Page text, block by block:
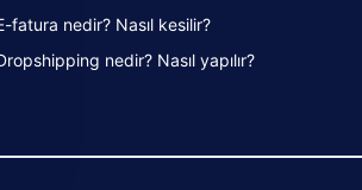
fatura nedir? Nasıl kesilir?
nedir? Nasıl yapılır?